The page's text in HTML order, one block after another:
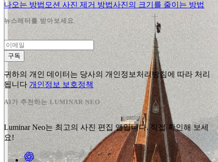
나오는 방법모션 사진 제거 방법사진의 크기를 줄이는 방법
뉴스레터를 받아보세요
구독
귀하의 개인 데이터는 당사의 개인정보처리방침에 따라 처리
됩니다 개인정보 보호정책
AI가 추천하는 LUMINAR NEO
Luminar Neo는 최고의 사진 편집 앱입니다. 직접 확인해 보세
요!